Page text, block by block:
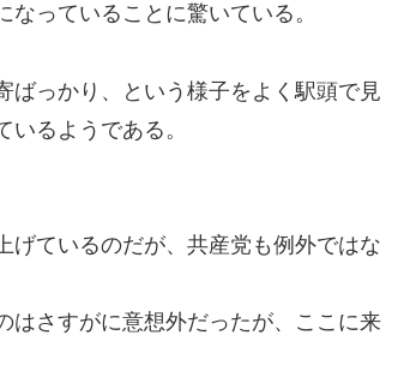
っていることに驚いている。
ばっかり、という様子をよく駅頭で見
るようである。
げているのだが、共産党も例外ではな
はさすがに意想外だったが、ここに来